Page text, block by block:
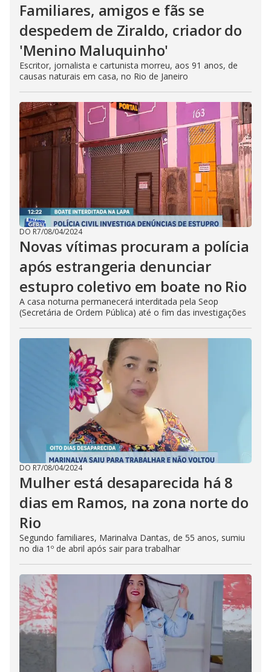
Familiares, amigos e fãs se
despedem de Ziraldo, criador do
'Menino Maluquinho'
Escritor, jornalista e cartunista morreu, aos 91 anos, de
causas naturais em casa, no Rio de Janeiro
DO R7/08/04/2024
Novas vítimas procuram a polícia
após estrangeria denunciar
estupro coletivo em boate no Rio
A casa noturna permanecerá interditada pela Seop
(Secretária de Ordem Pública) até o fim das investigações
DO R7/08/04/2024
Mulher está desaparecida há 8
dias em Ramos, na zona norte do
Rio
Segundo familiares, Marinalva Dantas, de 55 anos, sumiu
no dia 1º de abril após sair para trabalhar